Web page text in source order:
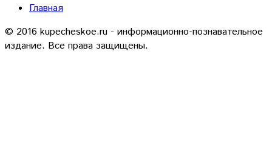
Главная
© 2016 kupecheskoe.ru - информационно-познавательное
издание. Все права защищены.